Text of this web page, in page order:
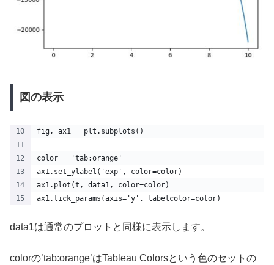
図の表示
fig, ax1 = plt.subplots()
color = 'tab:orange'
ax1.set_ylabel('exp', color=color)
ax1.plot(t, data1, color=color)
ax1.tick_params(axis='y', labelcolor=color)
data1は通常のプロットと同様に表示します。
colorの’tab:orange’はTableau Colorsという色のセットの